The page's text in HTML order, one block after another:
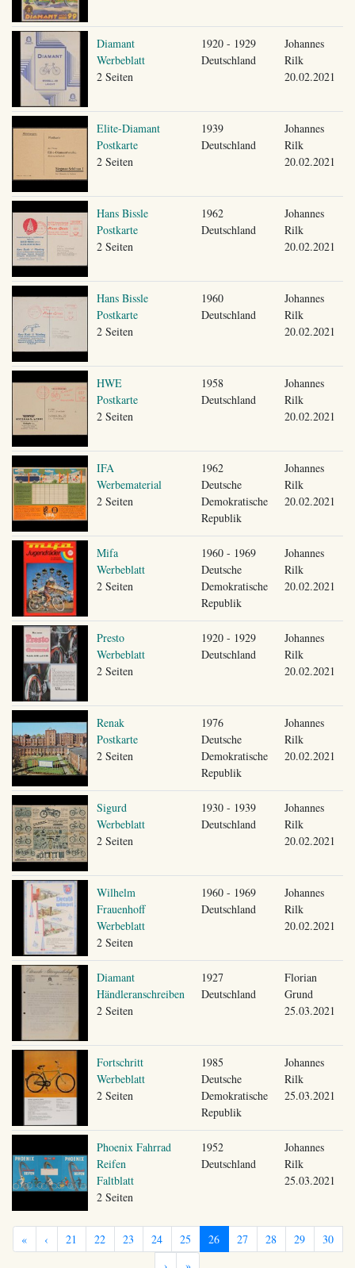
Diamant
Werbeblatt
2 Seiten
1920 - 1929
Deutschland
Johannes
Rilk
20.02.2021
Elite-Diamant
Postkarte
2 Seiten
1939
Deutschland
Johannes
Rilk
20.02.2021
Hans Bissle
Postkarte
2 Seiten
1962
Deutschland
Johannes
Rilk
20.02.2021
Hans Bissle
Postkarte
2 Seiten
1960
Deutschland
Johannes
Rilk
20.02.2021
HWE
Postkarte
2 Seiten
1958
Deutschland
Johannes
Rilk
20.02.2021
IFA
Werbematerial
2 Seiten
1962
Deutsche
Demokratische
Republik
Johannes
Rilk
20.02.2021
Mifa
Werbeblatt
2 Seiten
1960 - 1969
Deutsche
Demokratische
Republik
Johannes
Rilk
20.02.2021
Presto
Werbeblatt
2 Seiten
1920 - 1929
Deutschland
Johannes
Rilk
20.02.2021
Renak
Postkarte
2 Seiten
1976
Deutsche
Demokratische
Republik
Johannes
Rilk
20.02.2021
Sigurd
Werbeblatt
2 Seiten
1930 - 1939
Deutschland
Johannes
Rilk
20.02.2021
Wilhelm
Frauenhoff
Werbeblatt
2 Seiten
1960 - 1969
Deutschland
Johannes
Rilk
20.02.2021
Diamant
Händleranschreiben
2 Seiten
1927
Deutschland
Florian
Grund
25.03.2021
Fortschritt
Werbeblatt
2 Seiten
1985
Deutsche
Demokratische
Republik
Johannes
Rilk
25.03.2021
Phoenix Fahrrad
Reifen
Faltblatt
2 Seiten
1952
Deutschland
Johannes
Rilk
25.03.2021
« ‹ 21 22 23 24 25 26 27 28 29
30
›
»